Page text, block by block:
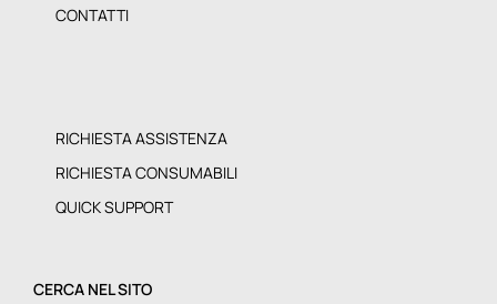
CONTATTI
RICHIESTA ASSISTENZA
RICHIESTA CONSUMABILI
QUICK SUPPORT
CERCA NEL SITO